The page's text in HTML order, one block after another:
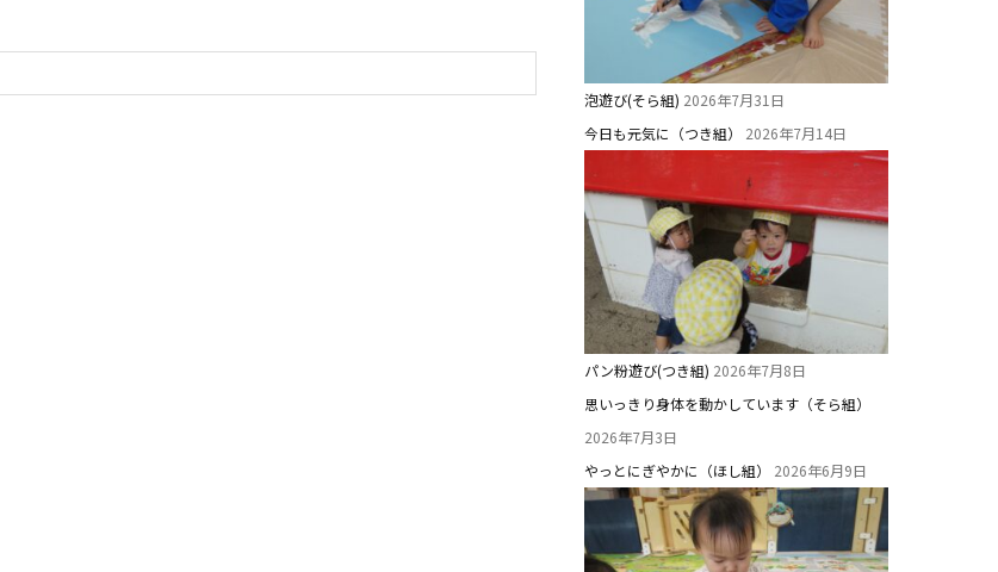
泡遊び(そら組) 2026年7月31日
今日も元気に（つき組）
2026年7月14日
パン粉遊び(つき組) 2026年7月8日
思いっきり身体を動かしています（そら組）
2026年7月3日
やっとにぎやかに（ほし組）
2026年6月9日